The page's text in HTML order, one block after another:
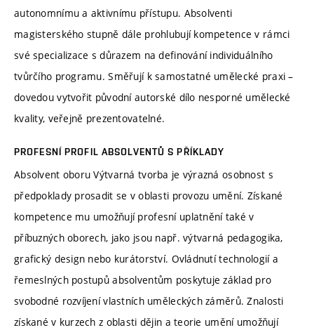
autonomnímu a aktivnímu přístupu. Absolventi
magisterského stupně dále prohlubují kompetence v rámci
své specializace s důrazem na definování individuálního
tvůrčího programu. Směřují k samostatné umělecké praxi –
dovedou vytvořit původní autorské dílo nesporné umělecké
kvality, veřejně prezentovatelné.
PROFESNÍ PROFIL ABSOLVENTŮ S PŘÍKLADY
Absolvent oboru Výtvarná tvorba je výrazná osobnost s
předpoklady prosadit se v oblasti provozu umění. Získané
kompetence mu umožňují profesní uplatnění také v
příbuzných oborech, jako jsou např. výtvarná pedagogika,
grafický design nebo kurátorství. Ovládnutí technologií a
řemeslných postupů absolventům poskytuje základ pro
svobodné rozvíjení vlastních uměleckých záměrů. Znalosti
získané v kurzech z oblasti dějin a teorie umění umožňují